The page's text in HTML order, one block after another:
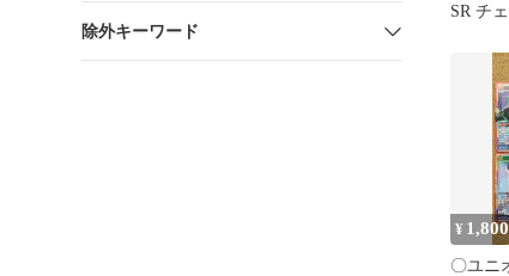
除外キーワード
SR チ
¥ 1,800
〇ユニ